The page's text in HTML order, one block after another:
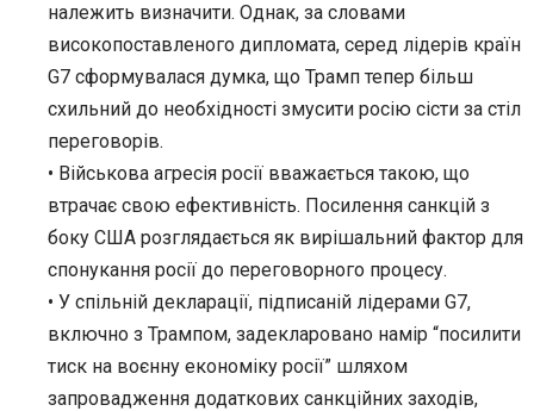
належить визначити. Однак, за словами
високопоставленого дипломата, серед лідерів країн
G7 сформувалася думка, що Трамп тепер більш
схильний до необхідності змусити росію сісти за стіл
переговорів.
• Військова агресія росії вважається такою, що
втрачає свою ефективність. Посилення санкцій з
боку США розглядається як вирішальний фактор для
спонукання росії до переговорного процесу.
• У спільній декларації, підписаній лідерами G7,
включно з Трампом, задекларовано намір “посилити
тиск на воєнну економіку росії” шляхом
запровадження додаткових санкційних заходів,